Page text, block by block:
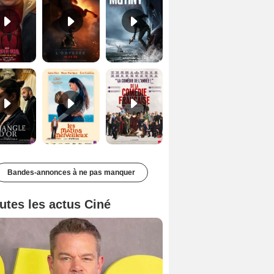
Les Matins merveilleux Bande-annonce VF De la Comédie-Française Teaser VF
Bandes-annonces à ne pas manquer
les actus Ciné